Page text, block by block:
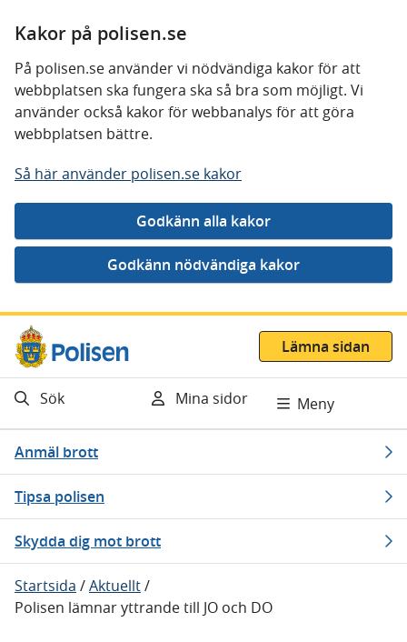
Kakor på polisen.se
På polisen.se använder vi nödvändiga kakor för att
webbplatsen ska fungera ska så bra som möjligt. Vi
använder också kakor för webbanalys för att göra
webbplatsen bättre.
Så här använder polisen.se kakor
Gå direkt till innehåll
Lämna sidan
Sök Mina sidor Meny
Anmäl brott
Tipsa polisen
Skydda dig mot brott
Startsida /Aktuellt/
Polisen lämnar yttrande till JO och DO